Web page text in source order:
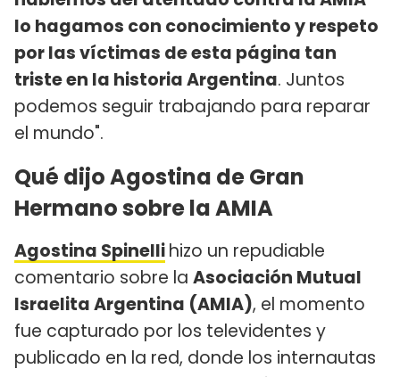
lo hagamos con conocimiento y respeto
por las víctimas de esta página tan
triste en la historia Argentina. Juntos
podemos seguir trabajando para reparar
el mundo".
Qué dijo Agostina de Gran
Hermano sobre la AMIA
Agostina Spinellihizo un repudiable
comentario sobre la Asociación Mutual
Israelita Argentina (AMIA), el momento
fue capturado por los televidentes y
publicado en la red, donde los internautas